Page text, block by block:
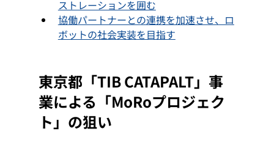
ストレーションを囲む
協働パートナーとの連携を加速させ、ロ
ボットの社会実装を目指す
東京都「TIB CATAPALT」事
業による「MoRoプロジェク
ト」の狙い